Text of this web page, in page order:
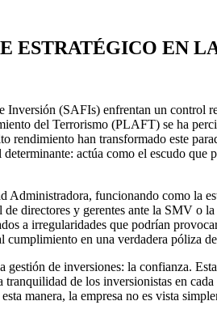
EN
(SAFIs) enfrentan un control
del Terrorismo (PLAFT) se ha
han transformado este
actúa como el escudo que
Administradora, funcionando como la
directores y gerentes ante la SMV
a irregularidades que podrían
en una verdadera póliza
de inversiones: la confianza.
de los inversionistas en
manera, la empresa no es vista